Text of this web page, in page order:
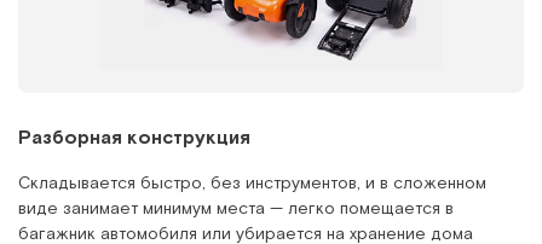
Разборная конструкция
Складывается быстро, без инструментов, и в сложенном
виде занимает минимум места — легко помещается в
багажник автомобиля или убирается на хранение дома